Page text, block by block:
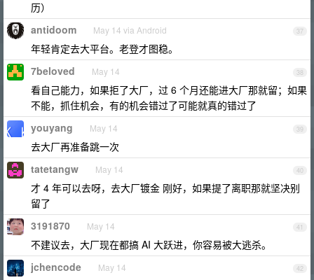
历）
37
antidoom May 14 via Android
年轻肯定去大平台。老登才图稳。
38
7beloved May 14
看自己能力，如果拒了大厂，过 6 个月还能进大厂那就留；如果
不能，抓住机会，有的机会错过了可能就真的错过了
39
youyang May 14
去大厂再准备跳一次
40
tatetangw May 14
才 4 年可以去呀，去大厂镀金 刚好，如果提了离职那就坚决别
留了
41
3191870 May 14
不建议去，大厂现在都搞 AI 大跃进，你容易被大逃杀。
42
jchencode May 14